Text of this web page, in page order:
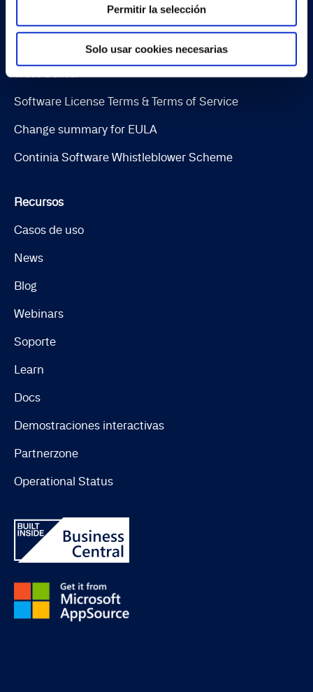
Permitir la selección
Solo usar cookies necesarias
Cookie and privacy policy
Trust Center
Software License Terms & Terms of Service
Change summary for EULA
Continia Software Whistleblower Scheme
Recursos
Casos de uso
News
Blog
Webinars
Soporte
Learn
Docs
Demostraciones interactivas
Partnerzone
Operational Status